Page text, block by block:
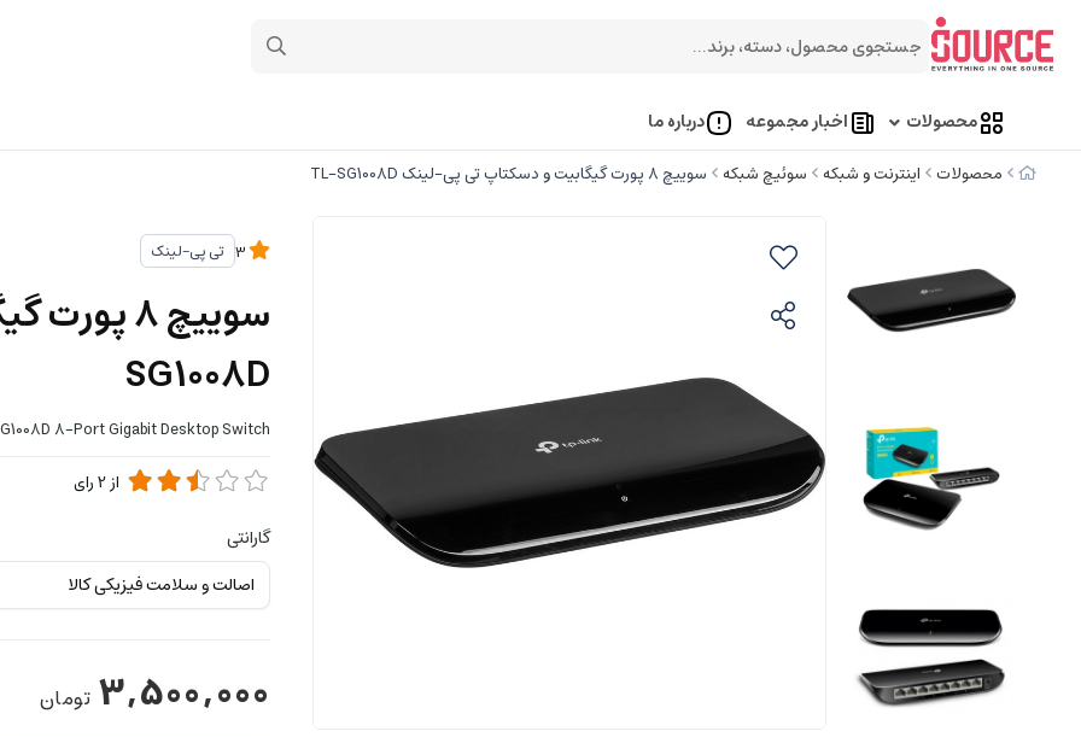
محصولات اخبار مجموعه درباره ما
محصولات اینترنت و شبکه سوئیچ شبکه سوییچ 8 پورت گیگابیت و دسکتاپ تی پی-لینک TL-SG1008D
تی پی-لینک
SG1008D
8-Port Gigabit Desktop Switch
از2رای
گارانتی
3,500,000 تومان